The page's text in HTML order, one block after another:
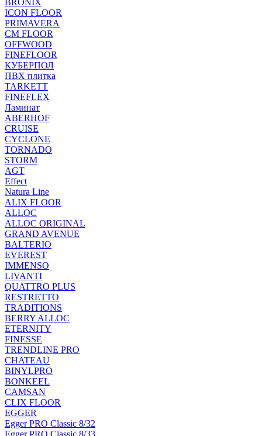
BRONIX
ICON FLOOR
PRIMAVERA
CM FLOOR
OFFWOOD
FINEFLOOR
КУБЕРПОЛ
ПВХ плитка
TARKETT
FINEFLEX
Ламинат
ABERHOF
CRUISE
CYCLONE
TORNADO
STORM
AGT
Effect
Natura Line
ALIX FLOOR
ALLOC
ALLOC ORIGINAL
GRAND AVENUE
BALTERIO
EVEREST
IMMENSO
LIVANTI
QUATTRO PLUS
RESTRETTO
TRADITIONS
BERRY ALLOC
ETERNITY
FINESSE
TRENDLINE PRO
CHATEAU
BINYLPRO
BONKEEL
CAMSAN
CLIX FLOOR
EGGER
Egger PRO Classic 8/32
Egger PRO Classic 8/33